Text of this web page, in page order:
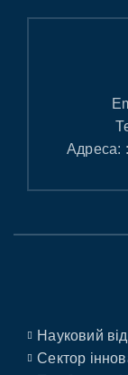
Адреса:
Науковий
Сектор